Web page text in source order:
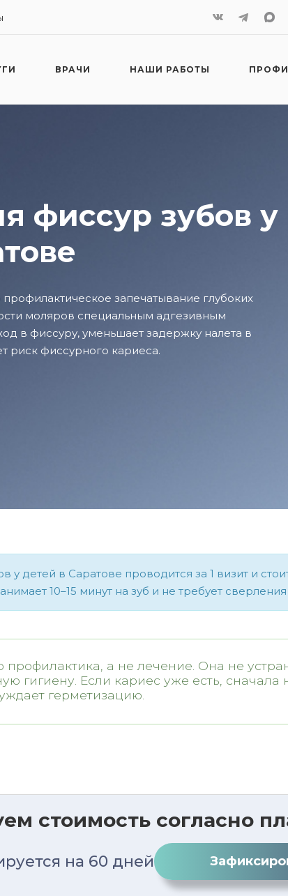
ВРАЧИ НАШИ РАБОТЫ
фиссур зубов у
запечатывание глубоких
моляров специальным адгезивным
в фиссуру, уменьшает задержку налета в
риск фиссурного кариеса.
у детей в Саратове проводится за 1 визит и
10–15 минут на зуб и не требует
профилактика, а не лечение. Она не
гигиену. Если кариес уже есть,
герметизацию.
стоимость согласно
на 60 дней